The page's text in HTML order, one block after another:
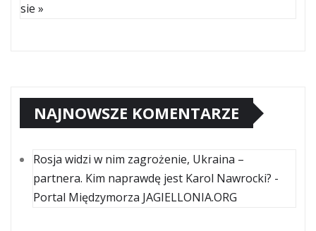
sie »
NAJNOWSZE KOMENTARZE
Rosja widzi w nim zagrożenie, Ukraina –
partnera. Kim naprawdę jest Karol Nawrocki? -
Portal Międzymorza JAGIELLONIA.ORG